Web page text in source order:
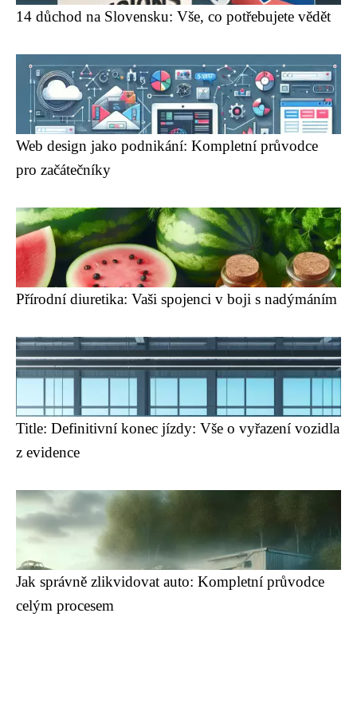
14 důchod na Slovensku: Vše, co potřebujete vědět
Web design jako podnikání: Kompletní průvodce
pro začátečníky
Přírodní diuretika: Vaši spojenci v boji s nadýmáním
Title: Definitivní konec jízdy: Vše o vyřazení vozidla
z evidence
Jak správně zlikvidovat auto: Kompletní průvodce
celým procesem